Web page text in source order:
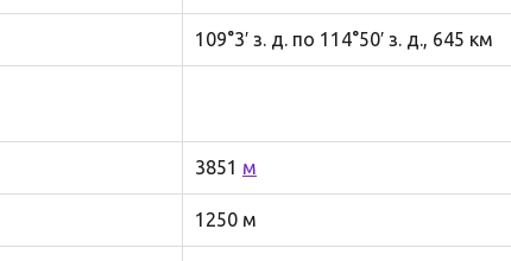
109°3′ з. д. по 114°50′ з. д., 645 км
3851 м
1250 м